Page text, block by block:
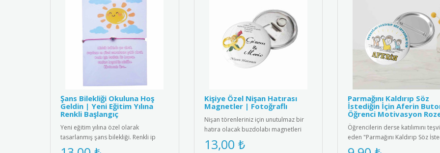
Şans Bilekliği Okuluna Hoş
Geldin | Yeni Eğitim Yılına
Renkli Başlangıç
Yeni eğitim yılına özel olarak
tasarlanmış şans bilekliği. Renkli ip
yapısı ve zarif boncuk detayıyl..
Kişiye Özel Nişan Hatırası
Magnetler | Fotoğraflı
Nişan törenleriniz için unutulmaz bir
hatıra olacak buzdolabı magnetleri
kişiye özel olarak tasarlan..
13,00 ₺
Parmağını Kaldırıp Söz
İstediğin İçin Aferin
Öğrenci Motivasyon
Öğrencilerin derse katılımını
eden "Parmağını Kaldırıp Söz
İçin Aferin" yazılı moti..